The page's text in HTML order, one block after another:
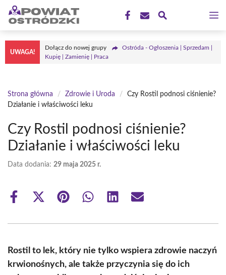
Przejdź
treści
UWAGA!
Dołącz do nowej grupy
Ostróda - Ogłoszenia | Sprzedam |
Kupię | Zamienię | Praca
Strona główna / Zdrowie i Uroda /
Czy Rostil podnosi ciśnienie?
Działanie i właściwości leku
Czy Rostil podnosi ciśnienie?
Działanie i właściwości leku
Data dodania: 29 maja 2025 r.
Share
Share
(Twitter)
Share Share Share Share
Rostil to lek, który nie tylko wspiera zdrowie naczyń
krwionośnych, ale także przyczynia się do ich